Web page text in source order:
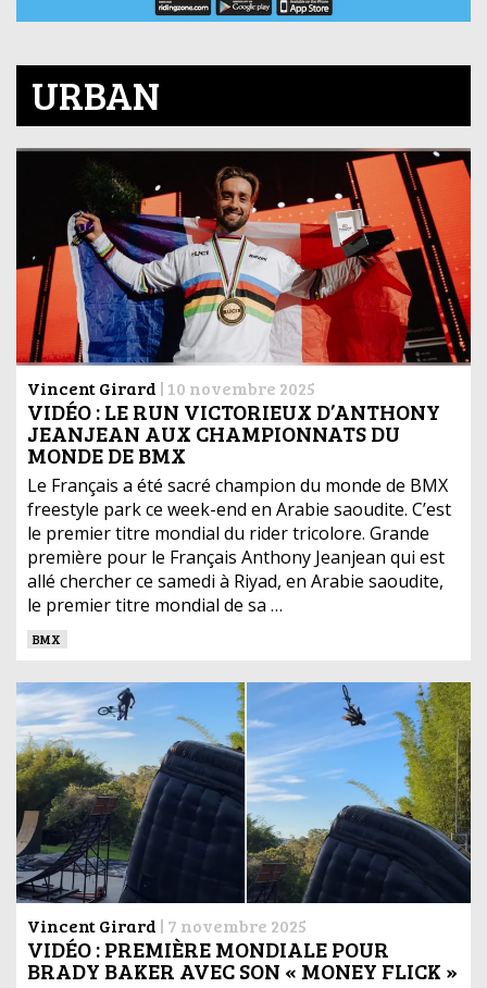
URBAN
Vincent Girard | 10 novembre 2025
VIDÉO : LE RUN VICTORIEUX D’ANTHONY
JEANJEAN AUX CHAMPIONNATS DU
MONDE DE BMX
Le Français a été sacré champion du monde de BMX
freestyle park ce week-end en Arabie saoudite. C’est
le premier titre mondial du rider tricolore. Grande
première pour le Français Anthony Jeanjean qui est
allé chercher ce samedi à Riyad, en Arabie saoudite,
le premier titre mondial de sa …
BMX
Vincent Girard | 7 novembre 2025
VIDÉO : PREMIÈRE MONDIALE POUR
BRADY BAKER AVEC SON « MONEY FLICK »